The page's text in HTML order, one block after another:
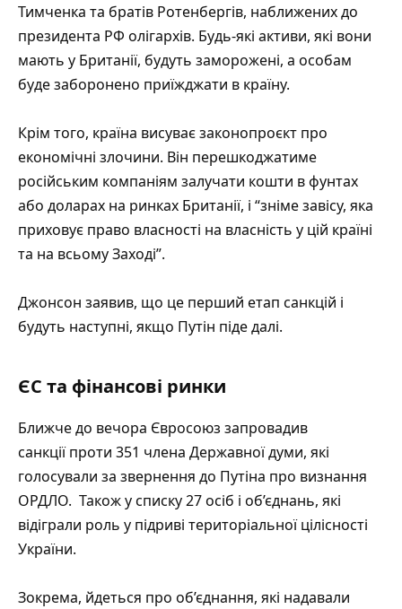
Тимченка та братів Ротенбергів, наближених до
президента РФ олігархів. Будь-які активи, які вони
мають у Британії, будуть заморожені, а особам
буде заборонено приїжджати в країну.
Крім того, країна висуває законопроєкт про
економічні злочини. Він перешкоджатиме
російським компаніям залучати кошти в фунтах
або доларах на ринках Британії, і “зніме завісу, яка
приховує право власності на власність у цій країні
та на всьому Заході”.
Джонсон заявив, що це перший етап санкцій і
будуть наступні, якщо Путін піде далі.
ЄС та фінансові ринки
Ближче до вечора Євросоюз запровадив
санкціїпроти 351 члена Державної думи, які
голосували за звернення до Путіна про визнання
ОРДЛО. Також у списку 27 осіб і об’єднань, які
відіграли роль у підриві територіальної цілісності
України.
Зокрема, йдеться про об’єднання, які надавали